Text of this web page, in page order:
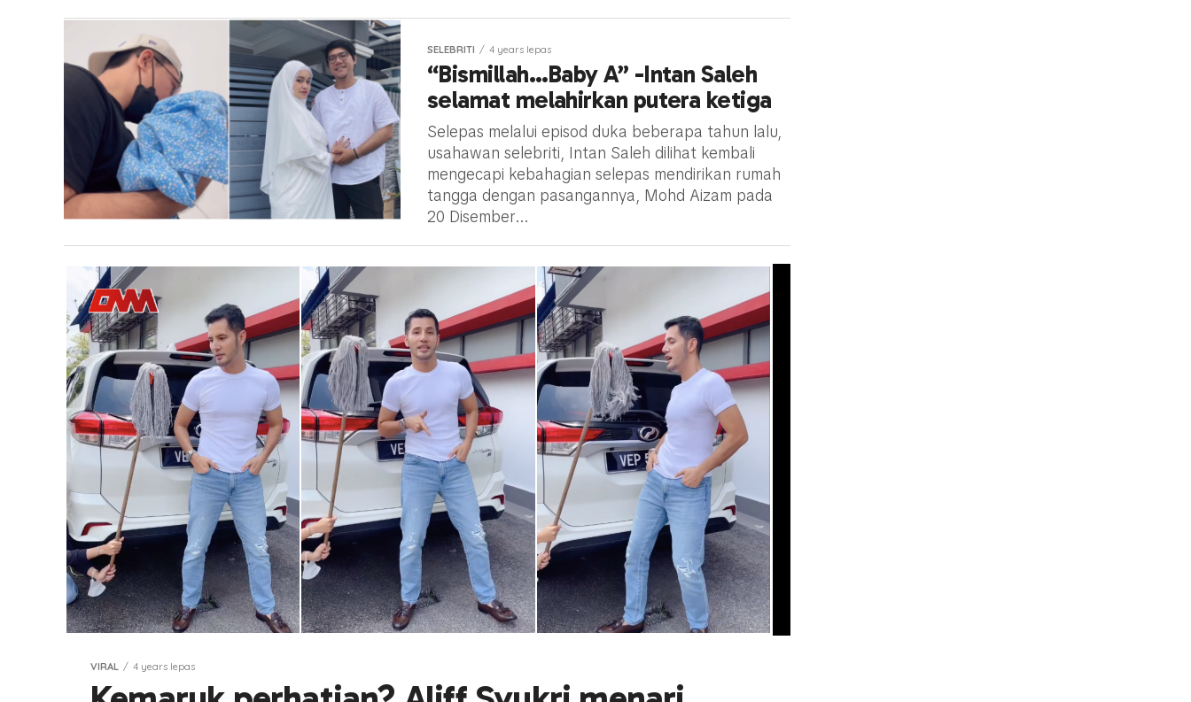
SELEBRITI 4 years lepas
“Bismillah…Baby A” -Intan Saleh
selamat melahirkan putera ketiga
Selepas melalui episod duka beberapa tahun lalu,
usahawan selebriti, Intan Saleh dilihat kembali
mengecapi kebahagian selepas mendirikan rumah
tangga dengan pasangannya, Mohd Aizam pada
20 Disember...
VIRAL 4 years lepas